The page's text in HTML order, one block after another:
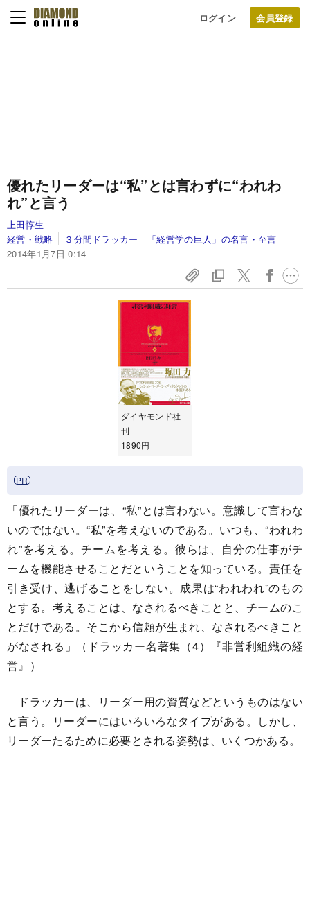
ログイン
優れたリーダーは“私”とは言わずに“われわ
れ”と言う
上田惇生
経営・戦略
３分間ドラッカー 「経営学の巨人」の名言・至言
2014年1月7日 0:14
ダイヤモンド社
刊
1890円
「優れたリーダーは、“私”とは言わない。意識して言わな
いのではない。“私”を考えないのである。いつも、“われわ
れ”を考える。チームを考える。彼らは、自分の仕事がチ
ームを機能させることだということを知っている。責任を
引き受け、逃げることをしない。成果は“われわれ”のもの
とする。考えることは、なされるべきことと、チームのこ
とだけである。そこから信頼が生まれ、なされるべきこと
がなされる」（ドラッカー名著集（4）『非営利組織の経
営』）
ドラッカーは、リーダー用の資質などというものはない
と言う。リーダーにはいろいろなタイプがある。しかし、
リーダーたるために必要とされる姿勢は、いくつかある。